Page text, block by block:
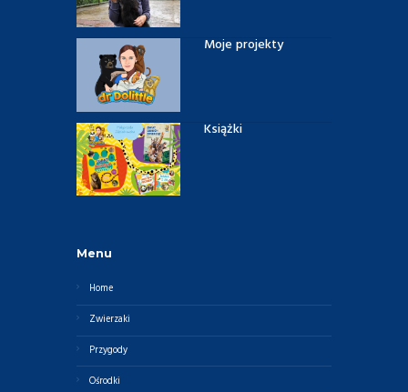
Moje projekty
Książki
Menu
Home
Zwierzaki
Przygody
Ośrodki